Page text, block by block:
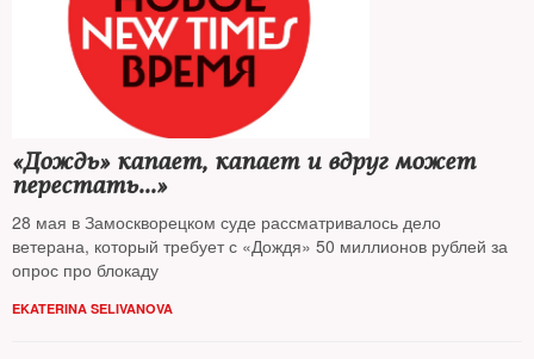
«Дождь» капает, капает и вдруг может
перестать...»
28 мая в Замоскворецком суде рассматривалось дело
ветерана, который требует с «Дождя» 50 миллионов рублей за
опрос про блокаду
EKATERINA SELIVANOVA